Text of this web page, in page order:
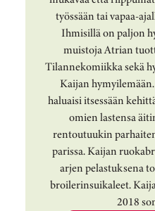
työssään tai vapaa-
Ihmisillä on paljon
muistoja Atrian
Tilannekomiikka sekä
Kaijan
haluaisi itsessään
omien lastensa
rentoutuukin
parissa. Kaijan
arjen pelastuksena
broilerinsuikaleet.
2018